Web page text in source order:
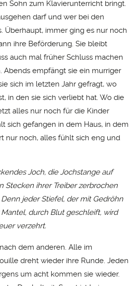
Sohn zum Klavierunterricht bringt.
darf und wer bei den
Überhaupt, immer ging es nur noch
ihre Beförderung. Sie bleibt
auch mal früher Schluss machen
Abends empfängt sie ein murriger
sich im letzten Jahr gefragt, wo
in den sie sich verliebt hat. Wo die
alles nur noch für die Kinder
sich gefangen in dem Haus, in dem
nur noch, alles fühlt sich eng und
Joch, die Jochstange auf
Stecken ihrer Treiber zerbrochen
Denn jeder Stiefel, der mit Gedröhn
durch Blut geschleift, wird
verzehrt.
dem anderen. Alle im
dreht wieder ihre Runde. Jeden
um acht kommen sie wieder.